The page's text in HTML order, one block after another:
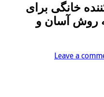
خانگی برای
روش آسان و
Leave a